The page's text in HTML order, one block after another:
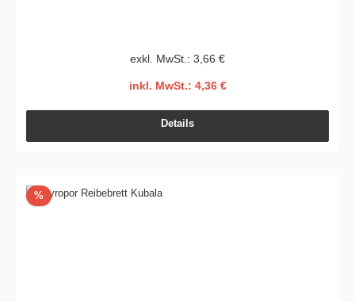
exkl. MwSt.: 3,66 €
inkl. MwSt.: 4,36 €
Details
%Rabatt